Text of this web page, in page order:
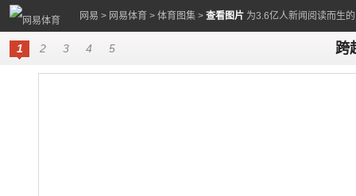
网易 > 网易体育 > 体育图集 > 查看图片 为3.6亿人新闻阅读而生
1 2 3 4 5 跨